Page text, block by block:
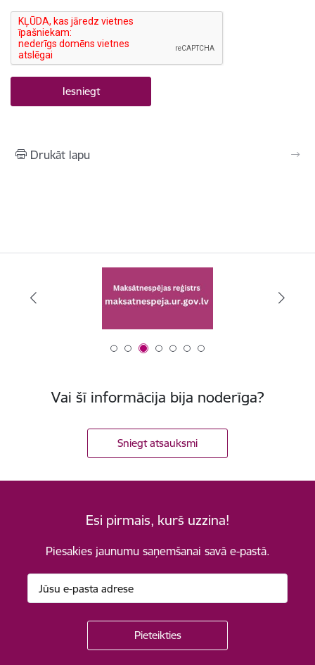
Drukāt lapu
Vai šī informācija bija noderīga?
Sniegt atsauksmi
Esi pirmais, kurš uzzina!
Piesakies jaunumu saņemšanai savā e-pastā.